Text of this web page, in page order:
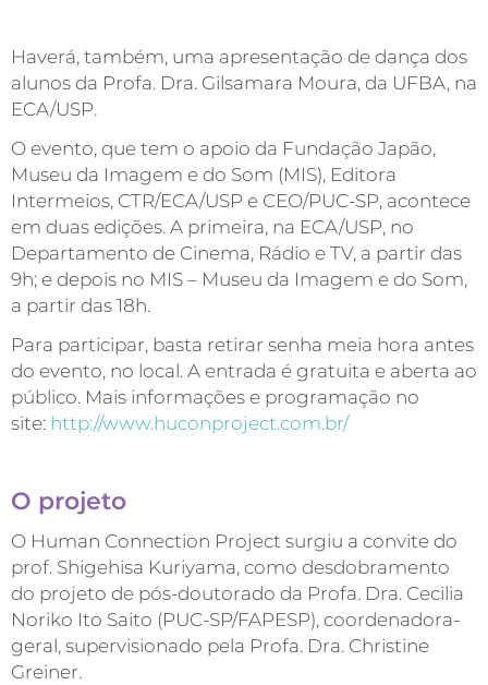
Haverá, também, uma apresentação de dança dos
alunos da Profa. Dra. Gilsamara Moura, da UFBA, na
ECA/USP.
O evento, que tem o apoio da Fundação Japão,
Museu da Imagem e do Som (MIS), Editora
Intermeios, CTR/ECA/USP e CEO/PUC-SP, acontece
em duas edições. A primeira, na ECA/USP, no
Departamento de Cinema, Rádio e TV, a partir das
9h; e depois no MIS – Museu da Imagem e do Som,
a partir das 18h.
Para participar, basta retirar senha meia hora antes
do evento, no local. A entrada é gratuita e aberta ao
público. Mais informações e programação no
site: http://www.huconproject.com.br/
O projeto
O Human Connection Project surgiu a convite do
prof. Shigehisa Kuriyama, como desdobramento
do projeto de pós-doutorado da Profa. Dra. Cecilia
Noriko Ito Saito (PUC-SP/FAPESP), coordenadora-
geral, supervisionado pela Profa. Dra. Christine
Greiner.